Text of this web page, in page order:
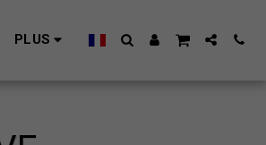
PLUS